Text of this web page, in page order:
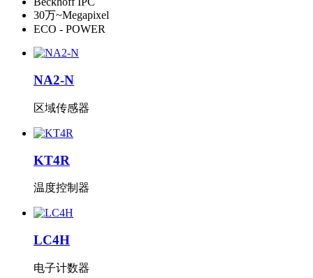
30万~Megapixel
ECO - POWER
NA2-N
区域传感器
KT4R
温度控制器
LC4H
电子计数器